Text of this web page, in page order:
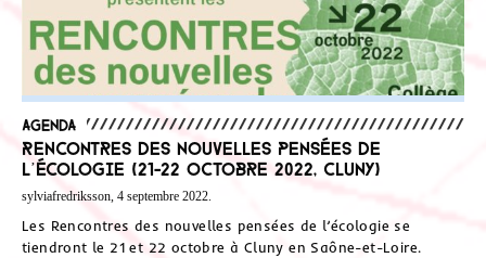
Agenda
Rencontres des nouvelles pensées de
l’écologie (21-22 octobre 2022, Cluny)
sylviafredriksson, 4 septembre 2022.
Les Rencontres des nouvelles pensées de l’écologie se
tiendront le 21 et 22 octobre à Cluny en Saône-et-Loire.